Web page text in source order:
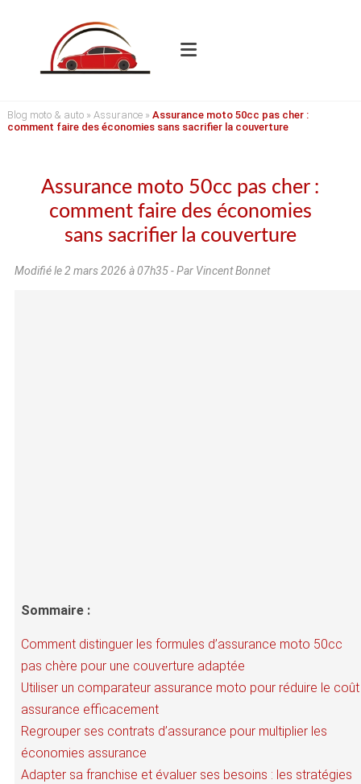
Blog moto & auto» Assurance» Assurance moto 50cc pas cher :
comment faire des économies sans sacrifier la couverture
Assurance moto 50cc pas cher :
comment faire des économies
sans sacrifier la couverture
Modifié le2 mars 2026 à 07h35- Par Vincent Bonnet
Sommaire :
Comment distinguer les formules d’assurance moto 50cc
pas chère pour une couverture adaptée
Utiliser un comparateur assurance moto pour réduire le coût
assurance efficacement
Regrouper ses contrats d’assurance pour multiplier les
économies assurance
Adapter sa franchise et évaluer ses besoins : les stratégies